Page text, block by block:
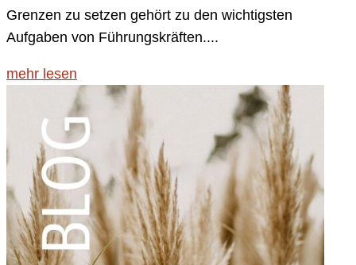
Grenzen zu setzen gehört zu den wichtigsten
Aufgaben von Führungskräften....
mehr lesen